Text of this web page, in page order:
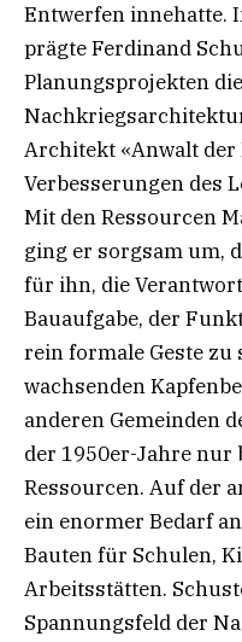
Entwerfen innehatte.
prägte Ferdinand
Planungsprojekten
Architekt «Anwalt der
Verbesserungen des
Mit den Ressourcen
ging er sorgsam um,
für ihn, die
Bauaufgabe, der
rein formale Geste
wachsenden
anderen Gemeinden
der 1950er-Jahre nur
Ressourcen. Auf der
ein enormer Bedarf
Bauten für Schulen,
Arbeitsstätten.
Spannungsfeld der